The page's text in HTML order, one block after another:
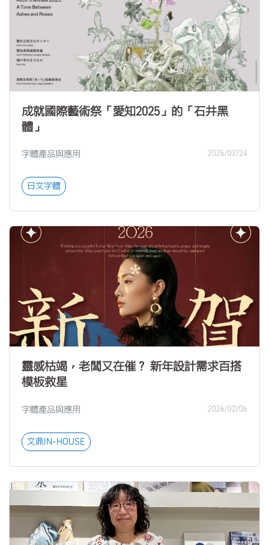
成就國際藝術祭「愛知2025」的「石井黑
體」
字體產品與應用 2026/02/24
日文字體
靈感枯竭，老闆又在催？ 新年設計需求百搭
模板救星
字體產品與應用 2026/02/06
文鼎IN-HOUSE